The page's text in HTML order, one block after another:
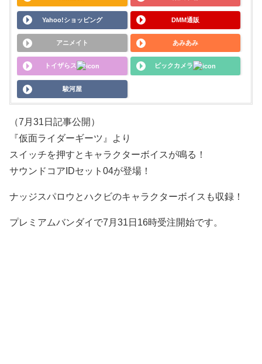
Yahoo!ショッピング DMM通販
アニメイト あみあみ
トイザらス ビックカメラ
駿河屋
（7月31日記事公開）
『仮面ライダーギーツ』より
スイッチを押すとキャラクターボイスが鳴る！
サウンドコアIDセット04が登場！
ナッジスパロウとハクビのキャラクターボイスも収録！
プレミアムバンダイで7月31日16時受注開始です。